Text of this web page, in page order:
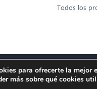
Todos los
de Datos Aviso legal
para ofrecerte la mejor
más sobre qué cookies